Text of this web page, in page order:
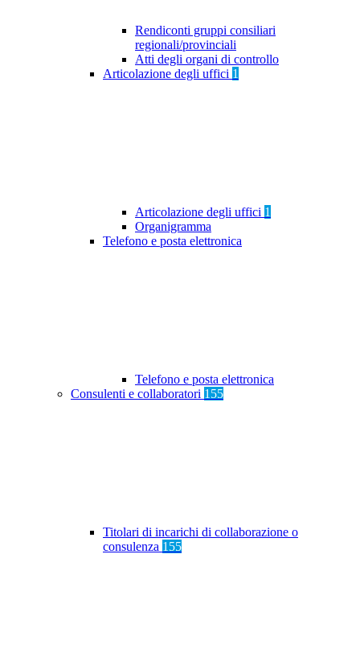
Rendiconti gruppi consiliari
regionali/provinciali
Atti degli organi di controllo
Articolazione degli uffici 1
Articolazione degli uffici 1
Organigramma
Telefono e posta elettronica
Telefono e posta elettronica
Consulenti e collaboratori 155
Titolari di incarichi di collaborazione o
consulenza 155